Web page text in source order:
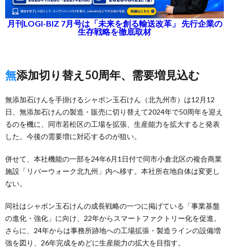
月刊LOGI-BIZ 7月号は「未来を創る輸送改革」 先行企業の
生存戦略を徹底取材
無添加切り替え50周年、需要増見込む
無添加石けんを手掛けるシャボン玉石けん（北九州市）は12月12
日、無添加石けんの製造・販売に切り替えて2024年で50周年を迎え
るのを機に、同市若松区の工場を拡張、生産能力を拡大すると発表
した。今後の需要増に対応するのが狙い。
併せて、本社機能の一部を24年6月1日付で同市小倉北区の複合商業
施設「リバーウォーク北九州」内へ移す。本社所在地自体は変更し
ない。
同社はシャボン玉石けんの成長戦略の一つに掲げている「事業基盤
の進化・強化」に向け、22年からスマートファクトリー化を促進。
さらに、24年からは事務所跡地への工場拡張・製造ラインの設備増
強を図り、26年完成をめどに生産能力の拡大を目指す。